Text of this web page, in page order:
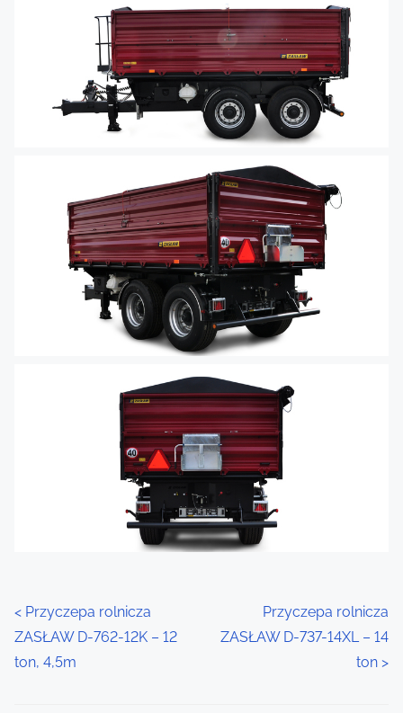
P
o
< Przyczepa rolnicza
ZASŁAW D-762-12K – 12
ton, 4,5m
Przyczepa rolnicza
ZASŁAW D-737-14XL – 14
ton >